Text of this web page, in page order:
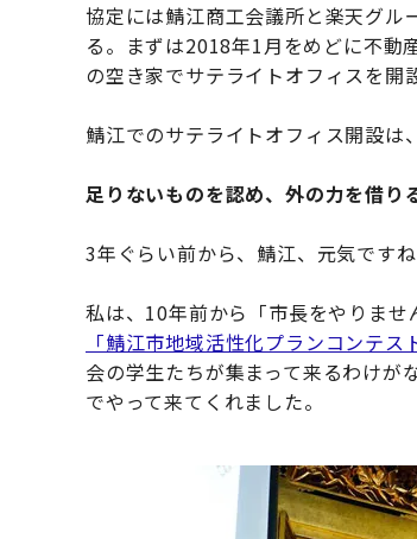
協定には鯖江商工会議所と楽天グル
る。まずは2018年1月をめどに不動
の空き家でサテライトオフィスを開
鯖江でのサテライトオフィス開設は
足りないものを認め、外の力を借り
3年ぐらい前から、鯖江、元気です
私は、10年前から「市長をやりま
「鯖江市地域活性化プランコンテス
会の学生たちが集まって来るわけが
でやって来てくれました。